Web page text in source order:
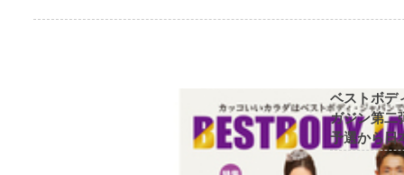
ベストボデ
ガジン第二
予選から日